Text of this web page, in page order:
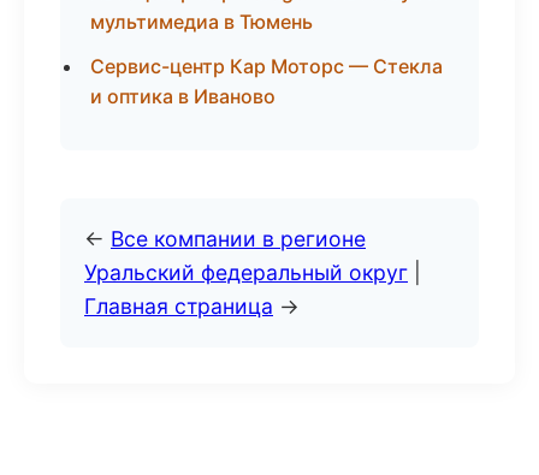
мультимедиа в Тюмень
Сервис-центр Кар Моторс — Стекла
и оптика в Иваново
← Все компании в регионе
Уральский федеральный округ
Главная страница →